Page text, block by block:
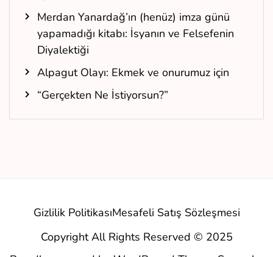
Merdan Yanardağ’ın (henüz) imza günü
yapamadığı kitabı: İsyanın ve Felsefenin
Diyalektiği
Alpagut Olayı: Ekmek ve onurumuz için
“Gerçekten Ne İstiyorsun?”
Gizlilik PolitikasıMesafeli Satış Sözleşmesi
Copyright All Rights Reserved © 2025